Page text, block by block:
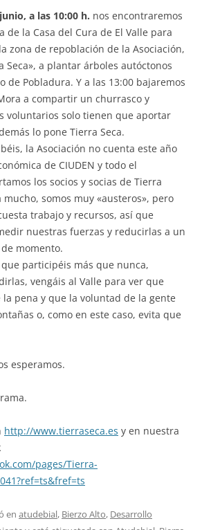
a las 10:00 h. nos encontraremos
de la Casa del Cura de El Valle para
zona de repoblación de la Asociación,
Seca», a plantar árboles autóctonos
de Pobladura. Y a las 13:00 bajaremos
a compartir un churrasco y
voluntarios solo tienen que aportar
lo pone Tierra Seca.
la Asociación no cuenta este año
de CIUDEN y todo el
los socios y socias de Tierra
mucho, somos muy «austeros», pero
trabajo y recursos, así que
nuestras fuerzas y reducirlas a un
momento.
participéis más que nunca,
vengáis al Valle para ver que
la pena y que la voluntad de la gente
o, como en este caso, evita que
esperamos.
http://www.tierraseca.es y en nuestra
pages/Tierra-
en atudebial, Bierzo Alto, Desarrollo